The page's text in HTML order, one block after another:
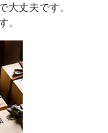
大丈夫です。
。